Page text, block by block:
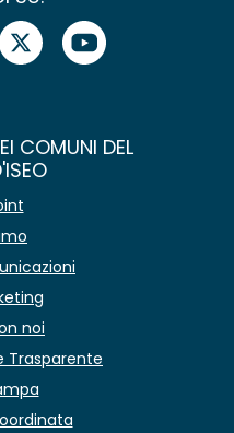
COMUNI DEL
noi
Trasparente